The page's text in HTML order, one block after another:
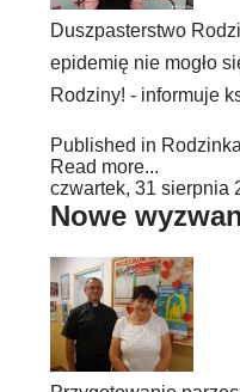
Duszpasterstwo
epidemię nie mogło
Rodziny! - informuje
Published in
Read more...
czwartek, 31 sierpnia
Nowe